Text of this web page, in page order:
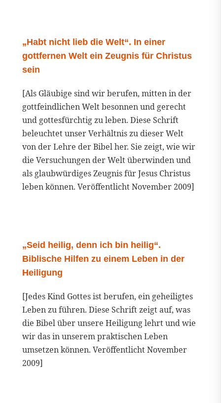
„Habt nicht lieb die Welt“. In einer
gottfernen Welt ein Zeugnis für Christus
sein
[Als Gläubige sind wir berufen, mitten in der
gottfeindlichen Welt besonnen und gerecht
und gottesfürchtig zu leben. Diese Schrift
beleuchtet unser Verhältnis zu dieser Welt
von der Lehre der Bibel her. Sie zeigt, wie wir
die Versuchungen der Welt überwinden und
als glaubwürdiges Zeugnis für Jesus Christus
leben können. Veröffentlicht November 2009]
„Seid heilig, denn ich bin heilig“.
Biblische Hilfen zu einem Leben in der
Heiligung
[Jedes Kind Gottes ist berufen, ein geheiligtes
Leben zu führen. Diese Schrift zeigt auf, was
die Bibel über unsere Heiligung lehrt und wie
wir das in unserem praktischen Leben
umsetzen können. Veröffentlicht November
2009]